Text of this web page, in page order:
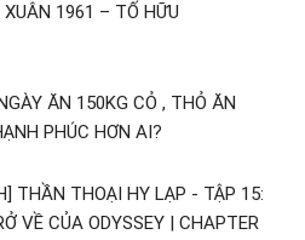
1961 – TỐ HỮU
ĂN 150KG CỎ , THỎ ĂN
PHÚC HƠN AI?
THẦN THOẠI HY LẠP - TẬP 15:
VỀ CỦA ODYSSEY | CHAPTER